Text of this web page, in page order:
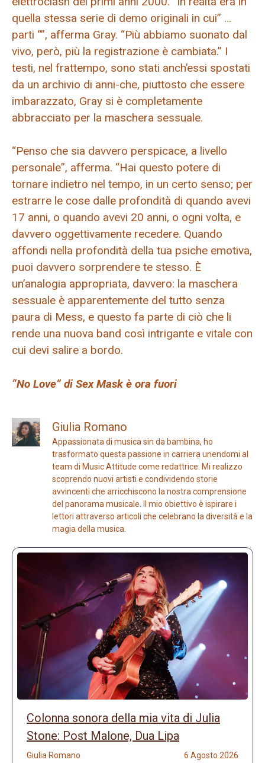
quella stessa serie di demo originali in cui” …
parti “”, afferma Gray. “Più abbiamo suonato dal
vivo, però, più la registrazione è cambiata.” I
testi, nel frattempo, sono stati anch’essi spostati
da un archivio di anni-che, piuttosto che essere
imbarazzato, Gray si è completamente
abbracciato per la maschera sessuale.
“Penso che sia davvero perspicace, a livello
personale”, afferma. “Hai questo potere di
tornare indietro nel tempo, in un certo senso; per
estrarre le cose dalle profondità di quando avevi
17 anni, o quando avevi 20 anni, o ogni volta, e
davvero oggettivamente recedere. Quando
affondi nella profondità della tua psiche emotiva,
puoi davvero sorprendere te stesso. È
un’analogia appropriata, davvero: la maschera
sessuale è apparentemente del tutto senza
paura di Mess, e questo fa parte di ciò che li
rende una nuova band così intrigante e vitale con
cui devi salire a bordo.
“No Love” di Sex Mask è ora fuori
Giulia Romano
Appassionata di musica sin da bambina, ho
trasformato questa passione in carriera unendomi al
team di Music Attitude come redattrice. Mi realizzo
scoprendo nuovi artisti e condividendo storie
avvincenti che arricchiscono la nostra comprensione
del panorama musicale. Il mio obiettivo è ispirare i
lettori attraverso articoli che celebrano la diversità e la
magia della musica.
Colonna sonora della mia vita di Julia
Stone: Post Malone, Dua Lipa
Giulia Romano 6 Agosto 2026